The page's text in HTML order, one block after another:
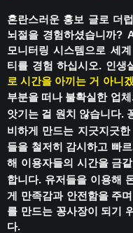
혼란스러운 홍보 글로 더
뇌절을 경험하셨습니까?
모니터링 시스템으로 세
티를 경험 하십시오. 인생
로 시간을 아끼는 거 아니
부분을 떠나 불확실한 업
앗기는 걸 원치 않습니다.
비하게 만드는 지긋지긋
들을 철저히 감시하고 빠
해 이용자들의 시간을 금
합니다. 유저들을 이용해
게 만족감과 안전함을 주며
를 만드는 꽁사장이 되기
다.